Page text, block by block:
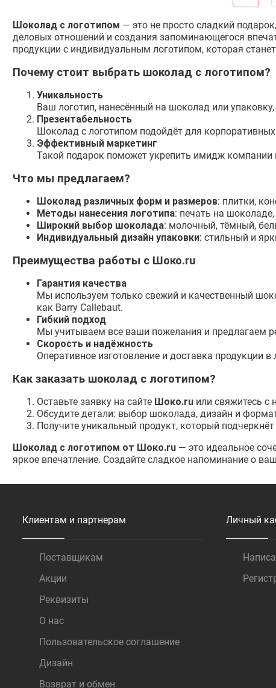
Шоколад с логотипом — это не просто сладкий
деловых отношений и создания запоминающегося
продукции с индивидуальным логотипом, которая
Почему стоит выбрать шоколад с логотипом?
Уникальность
Ваш логотип, нанесённый на шоколад или
Презентабельность
Шоколад с логотипом подойдёт для
Эффективный маркетинг
Такой подарок поможет укрепить имидж компании
Что мы предлагаем?
Шоколад различных форм и размеров: плитки,
Методы нанесения логотипа: печать на
Широкий выбор шоколада: молочный, тёмный,
Индивидуальный дизайн упаковки: стильный и
Преимущества работы с Шоко.ru
Гарантия качества
Мы используем только свежий и качественный
как Barry Callebaut.
Гибкий подход
Мы учитываем все ваши пожелания и предлагаем
Скорость и надёжность
Оперативное изготовление и доставка продукции
Как заказать шоколад с логотипом?
Оставьте заявку на сайте Шоко.ru или свяжитесь
Обсудите детали: выбор шоколада, дизайн и
Получите уникальный продукт, который
Шоколад с логотипом от Шоко.ru — это идеальное
яркое впечатление. Создайте сладкое напоминание о
Клиентам и партнерам
Поставщикам
Акции
Реквизиты
О нас
Пользовательское соглашение
Дизайн
Возврат и обмен
Личный